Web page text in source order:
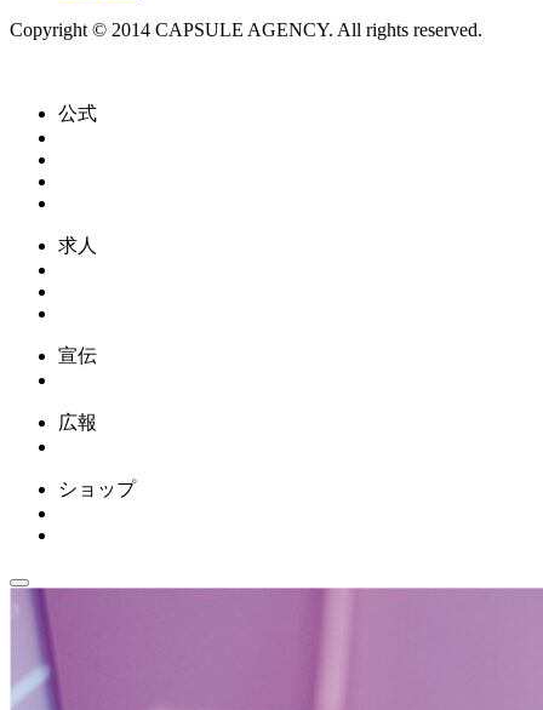
Copyright © 2014 CAPSULE AGENCY. All rights reserved.
公式
求人
宣伝
広報
ショップ